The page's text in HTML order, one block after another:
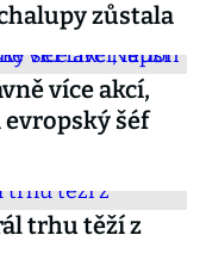
zůstala
více akcí,
šéf
trhu těží z